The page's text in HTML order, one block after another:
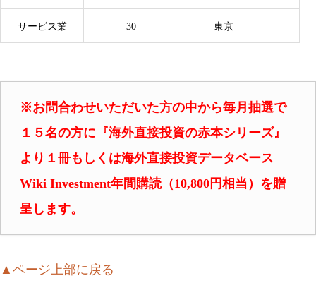
サービス業 30 東京
※お問合わせいただいた方の中から毎月抽選で
１５名の方に『海外直接投資の赤本シリーズ』
より １冊もしくは海外直接投資データベース
Wiki Investment年間購読（10,800円相当）を贈
呈します。
▲ページ上部に戻る